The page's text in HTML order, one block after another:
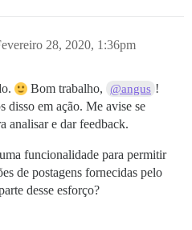
28, 2020, 1:36pm
Bom trabalho, @angus !
disso em ação. Me avise se
analisar e dar feedback.
funcionalidade para permitir
de postagens fornecidas pelo
desse esforço?